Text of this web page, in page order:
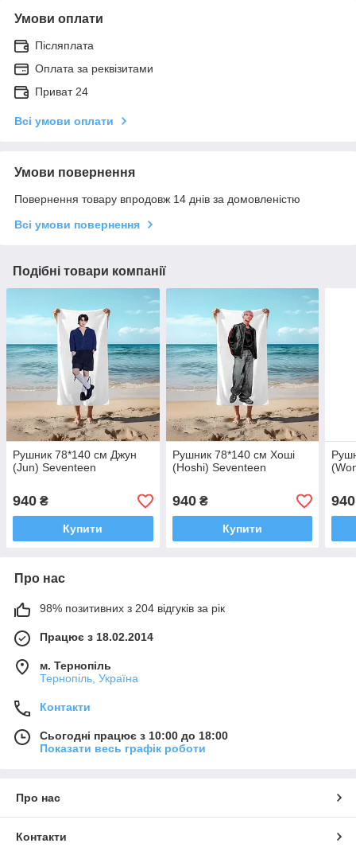
Умови оплати
Післяплата
Оплата за реквізитами
Приват 24
Всі умови оплати
Умови повернення
Повернення товару впродовж 14 днів за домовленістю
Всі умови повернення
Подібні товари компанії
Рушник 78*140 см Джун
(Jun) Seventeen
940 ₴
Купити
Рушник 78*140 см Хоші
(Hoshi) Seventeen
940₴
Купити
940
Про нас
98% позитивних з 204 відгуків за рік
Працює з 18.02.2014
м. Тернопіль
Тернопіль, Україна
Контакти
Сьогодні працює з 10:00 до 18:00
Показати весь графік роботи
Про нас
Контакти